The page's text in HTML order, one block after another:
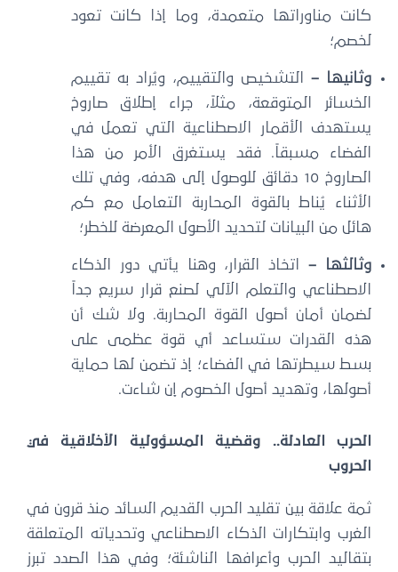
كانت مناوراتها متعمدة، وما إذا كانت تعود
لخصم؛
وثانيها – التشخيص والتقييم، ويُراد به تقييم
الخسائر المتوقعة، مثلاً، جراء إطلاق صاروخ
يستهدف الأقمار الاصطناعية التي تعمل في
الفضاء مسبقاً. فقد يستغرق الأمر من هذا
الصاروخ 10 دقائق للوصول إلى هدفه، وفي تلك
الأثناء يُناط بالقوة المحاربة التعامل مع كم
هائل من البيانات لتحديد الأصول المعرضة للخطر؛
وثالثها –اتخاذ القرار، وهنا يأتي دور الذكاء
الاصطناعي والتعلم الآلي لصنع قرار سريع جداً
لضمان أمان أصول القوة المحاربة. ولا شك أن
هذه القدرات ستساعد أي قوة عظمى على
بسط سيطرتها في الفضاء؛ إذ تضمن لها حماية
أصولها، وتهديد أصول الخصوم إن شاءت.
الحرب العادلة.. وقضية المسؤولية الأخلاقية في
الحروب
ثمة علاقة بين تقليد الحرب القديم السائد منذ قرون في
الغرب وابتكارات الذكاء الاصطناعي وتحدياته المتعلقة
بتقاليد الحرب وأعرافها الناشئة؛ وفي هذا الصدد تبرز